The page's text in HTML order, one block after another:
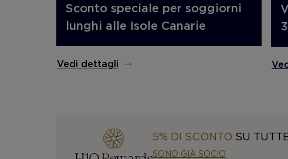
Sconto speciale per soggiorni
lunghi alle Isole Canarie
Vedi dettagli
5% DI SCONTO SU
SONO GIÀ SOCIO